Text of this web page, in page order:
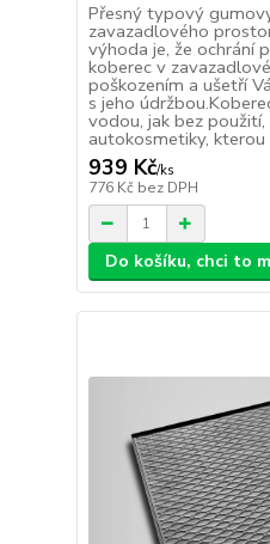
Přesný typový
zavazadlového
výhoda je, že ochrání
koberec v
poškozením a ušetří
s jeho
vodou, jak bez
autokosmetiky, kterou
939 Kč/ks
776 Kč bez DPH
Do košíku, chci to